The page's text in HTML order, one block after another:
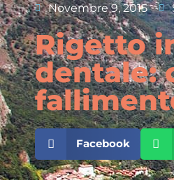
Novembre 9, 2015
Rigetto
dentale:
Facebook